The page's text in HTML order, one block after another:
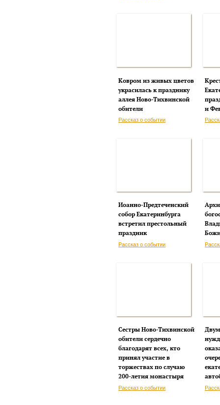
Ковром из живых цветов
украсилась к празднику
аллея Ново-Тихвинской
обители
Рассказ о событии
и
Иоанно-Предтеченский
собор Екатеринбурга
встретил престольный
праздник
Рассказ о событии
Сестры Ново-Тихвинской
обители сердечно
благодарят всех, кто
принял участие в
торжествах по случаю
200-летия монастыря
Рассказ о событии